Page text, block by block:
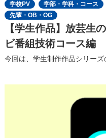
学校PV
学部・学科・コース
先輩・OB・OG
【学生作品】放芸生
ビ番組技術コース編
今回は、学生制作作品シリーズ